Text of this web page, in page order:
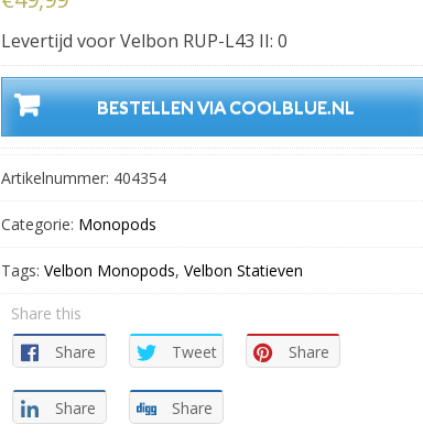
Levertijd voor Velbon RUP-L43 II: 0
BESTELLEN VIA COOLBLUE.NL
Artikelnummer: 404354
Categorie: Monopods
Tags: Velbon Monopods, Velbon Statieven
Share this
Share
Tweet Share
Share Share